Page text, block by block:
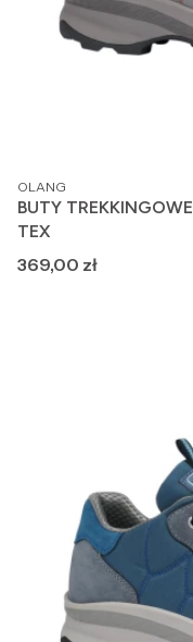
PRODUCENT
OLANG
BUTY
TEX
Cena
369,00 zł